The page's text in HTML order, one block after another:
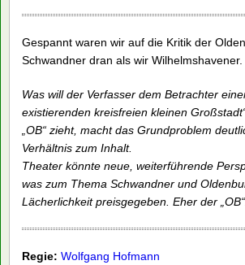
Gespannt waren wir auf die Kritik der
Schwandner dran als wir Wilhelmshavener.
Was will der Verfasser dem Betrachter
existierenden kreisfreien kleinen
„OB“ zieht, macht das Grundproblem
Verhältnis zum Inhalt.
Theater könnte neue, weiterführende
was zum Thema Schwandner und
Lächerlichkeit preisgegeben. Eher der
Regie: Wolfgang Hofmann